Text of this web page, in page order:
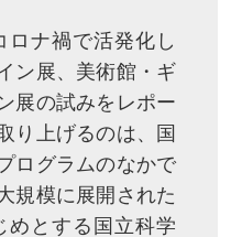
ロナ禍で活発化し
ン展、美術館・ギ
展の試みをレポー
り上げるのは、国
ログラムのなかで
規模に展開された
めとする国立科学